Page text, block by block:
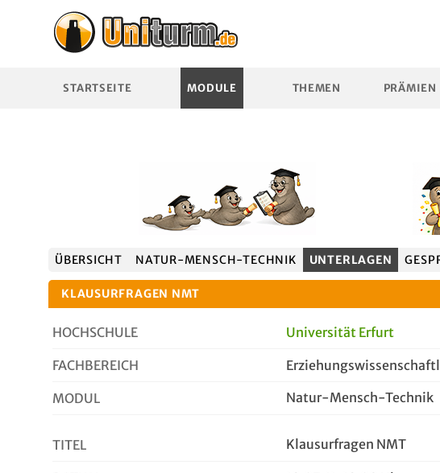
STARTSEITE MODULE THEMEN PRÄMIEN
ÜBERSICHT NATUR-MENSCH-TECHNIK UNTERLAGEN
KLAUSURFRAGEN NMT
HOCHSCHULE Universität Erfurt
FACHBEREICH
MODUL Natur-Mensch-Technik
TITEL Klausurfragen NMT